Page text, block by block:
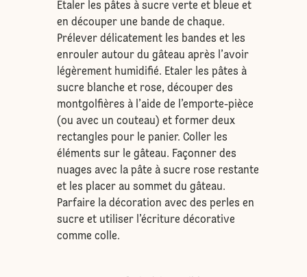
Etaler les pâtes à sucre verte et bleue et
en découper une bande de chaque.
Prélever délicatement les bandes et les
enrouler autour du gâteau après l’avoir
légèrement humidifié. Etaler les pâtes à
sucre blanche et rose, découper des
montgolfières à l’aide de l’emporte-pièce
(ou avec un couteau) et former deux
rectangles pour le panier. Coller les
éléments sur le gâteau. Façonner des
nuages avec la pâte à sucre rose restante
et les placer au sommet du gâteau.
Parfaire la décoration avec des perles en
sucre et utiliser l’écriture décorative
comme colle.